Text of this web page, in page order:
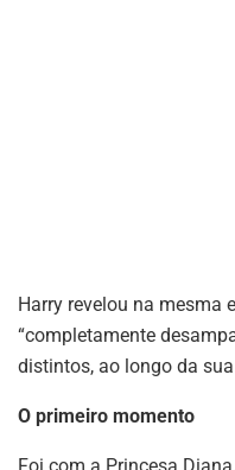
Harry revelou na mesma
“completamente
distintos, ao longo da
O primeiro momento